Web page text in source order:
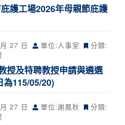
庇護工場2026年母親節庇護
27 日 單位:人事室
分類:
授及特聘教授申請與遴選
為115/05/20)
27 日 單位:謝鳳秋
分類: